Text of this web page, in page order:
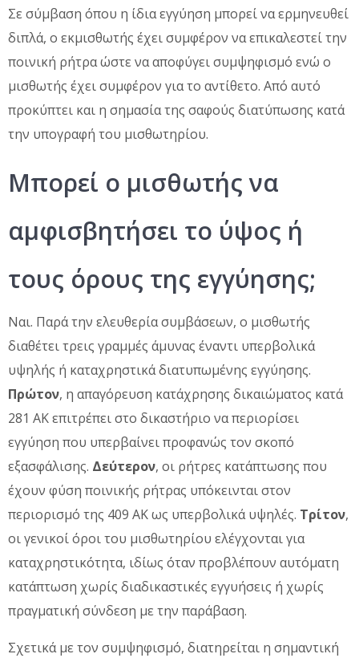
Σε σύμβαση όπου η ίδια εγγύηση μπορεί να ερμηνευθεί
διπλά, ο εκμισθωτής έχει συμφέρον να επικαλεστεί την
ποινική ρήτρα ώστε να αποφύγει συμψηφισμό ενώ ο
μισθωτής έχει συμφέρον για το αντίθετο. Από αυτό
προκύπτει και η σημασία της σαφούς διατύπωσης κατά
την υπογραφή του μισθωτηρίου.
Μπορεί ο μισθωτής να
αμφισβητήσει το ύψος ή
τους όρους της εγγύησης;
Ναι. Παρά την ελευθερία συμβάσεων, ο μισθωτής
διαθέτει τρεις γραμμές άμυνας έναντι υπερβολικά
υψηλής ή καταχρηστικά διατυπωμένης εγγύησης.
Πρώτον, η απαγόρευση κατάχρησης δικαιώματος κατά
281 ΑΚ επιτρέπει στο δικαστήριο να περιορίσει
εγγύηση που υπερβαίνει προφανώς τον σκοπό
εξασφάλισης. Δεύτερον, οι ρήτρες κατάπτωσης που
έχουν φύση ποινικής ρήτρας υπόκεινται στον
περιορισμό της 409 ΑΚ ως υπερβολικά υψηλές. Τρίτον,
οι γενικοί όροι του μισθωτηρίου ελέγχονται για
καταχρηστικότητα, ιδίως όταν προβλέπουν αυτόματη
κατάπτωση χωρίς διαδικαστικές εγγυήσεις ή χωρίς
πραγματική σύνδεση με την παράβαση.
Σχετικά με τον συμψηφισμό, διατηρείται η σημαντική